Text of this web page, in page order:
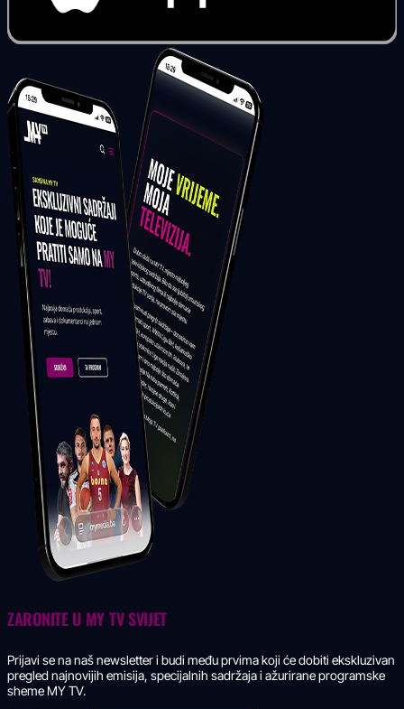
ZARONITE U MY TV SVIJET
Prijavi se na naš newsletter i budi među prvima koji će dobiti ekskluzivan
pregled najnovijih emisija, specijalnih sadržaja i ažurirane programske
sheme MY TV.